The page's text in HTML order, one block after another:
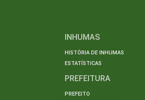
INHUMAS
HISTÓRIA DE INHUMAS
ESTATÍSTICAS
PREFEITURA
PREFEITO